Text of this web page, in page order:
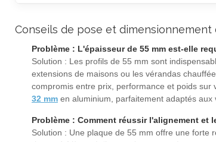
Conseils de pose et
Problème : L'épaisseur de 55 mm est-elle
Solution : Les profils de 55 mm sont
extensions de maisons ou les vérandas
compromis entre prix, performance et poids
32 mm en aluminium, parfaitement adaptés aux
Problème : Comment réussir l'alignement et
Solution : Une plaque de 55 mm offre une forte